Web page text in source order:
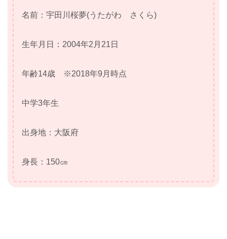
名前：宇田川桜夢(うたがわ さくら)
生年月日：2004年2月21日
年齢14歳 ※2018年9月時点
中学3年生
出身地：大阪府
身長：150㎝